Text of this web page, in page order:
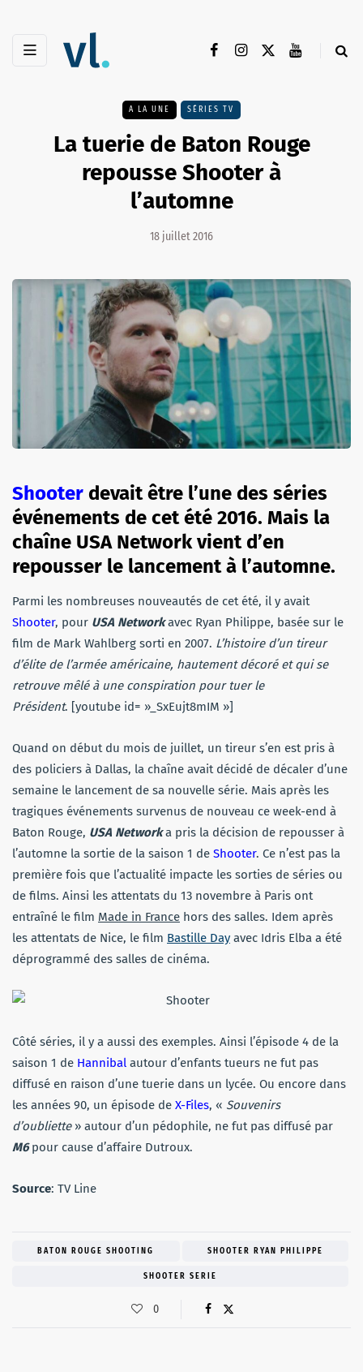
A LA UNE SÉRIES TV
La tuerie de Baton Rouge
repousse Shooter à
l’automne
18 juillet 2016
Shooter devait être l’une des séries
événements de cet été 2016. Mais la
chaîne USA Network vient d’en
repousser le lancement à l’automne.
Parmi les nombreuses nouveautés de cet été, il y avait
Shooter, pour USA Networkavec Ryan Philippe, basée sur le
film de Mark Wahlberg sorti en 2007. L’histoire d’un tireur
d’élite de l’armée américaine, hautement décoré et qui se
retrouve mêlé à une conspiration pour tuer le
Président. [youtube id= »_SxEujt8mIM »]
Quand on début du mois de juillet, un tireur s’en est pris à
des policiers à Dallas, la chaîne avait décidé de décaler d’une
semaine le lancement de sa nouvelle série. Mais après les
tragiques événements survenus de nouveau ce week-end à
Baton Rouge, USA Networka pris la décision de repousser à
l’automne la sortie de la saison 1 de Shooter. Ce n’est pas la
première fois que l’actualité impacte les sorties de séries ou
de films. Ainsi les attentats du 13 novembre à Paris ont
entraîné le film Made in France hors des salles. Idem après
les attentats de Nice, le film Bastille Day avec Idris Elba a été
déprogrammé des salles de cinéma.
Côté séries, il y a aussi des exemples. Ainsi l’épisode 4 de la
saison 1 de Hannibal autour d’enfants tueurs ne fut pas
diffusé en raison d’une tuerie dans un lycée. Ou encore dans
les années 90, un épisode de X-Files, « Souvenirs
d’oubliette» autour d’un pédophile, ne fut pas diffusé par
M6pour cause d’affaire Dutroux.
Source: TV Line
BATON ROUGE SHOOTING SHOOTER RYAN PHILIPPE
SHOOTER SERIE
0